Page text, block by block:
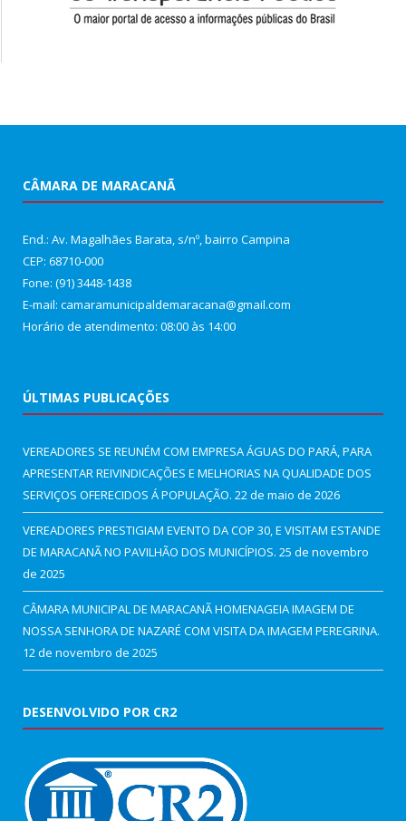
CÂMARA DE MARACANÃ
End.: Av. Magalhães Barata, s/nº, bairro Campina
CEP: 68710-000
Fone: (91) 3448-1438
E-mail: camaramunicipaldemaracana@gmail.com
Horário de atendimento: 08:00 às 14:00
ÚLTIMAS PUBLICAÇÕES
VEREADORES SE REUNÉM COM EMPRESA ÁGUAS DO PARÁ, PARA
APRESENTAR REIVINDICAÇÕES E MELHORIAS NA QUALIDADE DOS
SERVIÇOS OFERECIDOS Á POPULAÇÃO. 22 de maio de 2026
VEREADORES PRESTIGIAM EVENTO DA COP 30, E VISITAM ESTANDE
DE MARACANÃ NO PAVILHÃO DOS MUNICÍPIOS. 25 de novembro
de 2025
CÂMARA MUNICIPAL DE MARACANÃ HOMENAGEIA IMAGEM DE
NOSSA SENHORA DE NAZARÉ COM VISITA DA IMAGEM PEREGRINA.
12 de novembro de 2025
DESENVOLVIDO POR CR2